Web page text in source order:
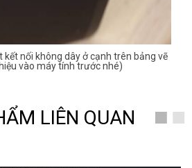
nối không dây ở cạnh trên bảng vẽ
vào máy tính trước nhé)
LIÊN QUAN